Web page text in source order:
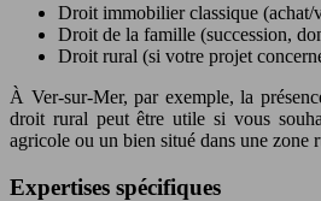
Droit immobilier classique (achat/
Droit de la famille (succession,
Droit rural (si votre projet
À Ver-sur-Mer, par exemple, la
droit rural peut être utile si vous
agricole ou un bien situé dans une zone
Expertises spécifiques